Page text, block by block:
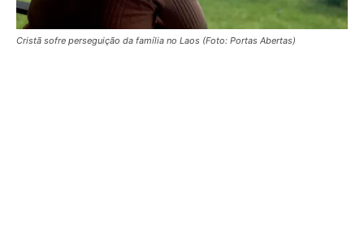
Cristã sofre perseguição da família no Laos (Foto: Portas Abertas)